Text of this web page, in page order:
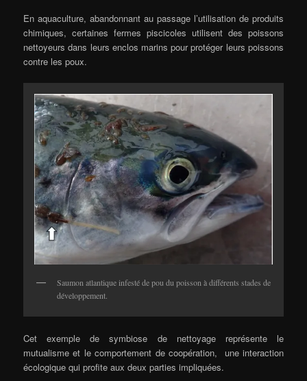
En aquaculture, abandonnant au passage l’utilisation de produits
chimiques, certaines fermes piscicoles utilisent des poissons
nettoyeurs dans leurs enclos marins pour protéger leurs poissons
contre les poux.
Saumon atlantique infesté de pou du poisson à différents stades de
développement.
Cet exemple de symbiose de nettoyage représente le
mutualisme et le comportement de coopération, une interaction
écologique qui profite aux deux parties impliquées.